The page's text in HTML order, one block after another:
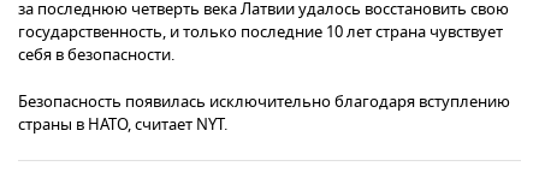
за последнюю четверть века Латвии удалось восстановить свою
государственность, и только последние 10 лет страна чувствует
себя в безопасности.
Безопасность появилась исключительно благодаря вступлению
страны в НАТО, считает NYT.